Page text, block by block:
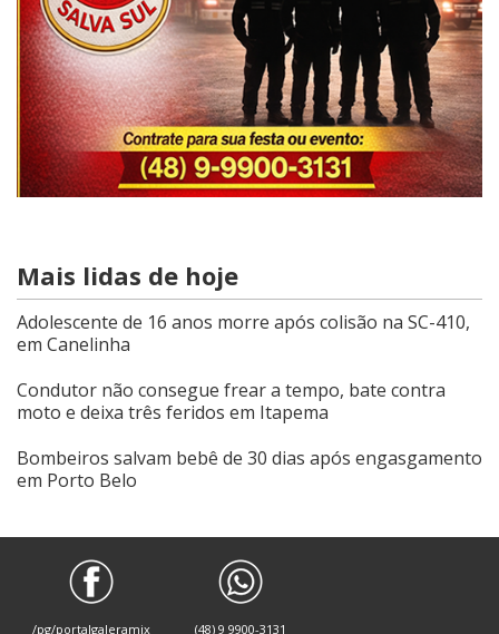
Mais lidas de hoje
Adolescente de 16 anos morre após colisão na SC-410,
em Canelinha
Condutor não consegue frear a tempo, bate contra
moto e deixa três feridos em Itapema
Bombeiros salvam bebê de 30 dias após engasgamento
em Porto Belo
/pg/portalgaleramix (48) 9 9900-3131